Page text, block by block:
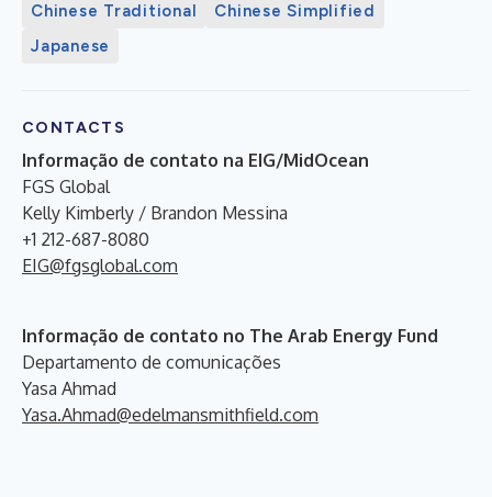
Chinese Traditional
Chinese Simplified
Japanese
CONTACTS
Informação de contato na EIG/MidOcean
FGS Global
Kelly Kimberly / Brandon Messina
+1 212-687-8080
EIG@fgsglobal.com
Informação de contato no The Arab Energy Fund
Departamento de comunicações
Yasa Ahmad
Yasa.Ahmad@edelmansmithfield.com